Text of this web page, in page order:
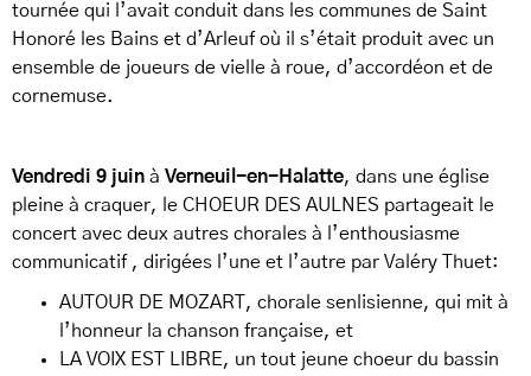
tournée qui l’avait conduit dans les communes de Saint
Honoré les Bains et d’Arleuf où il s’était produit avec un
ensemble de joueurs de vielle à roue, d’accordéon et de
cornemuse.
Vendredi 9 juin à Verneuil-en-Halatte, dans une église
pleine à craquer, le CHOEUR DES AULNES partageait le
concert avec deux autres chorales à l’enthousiasme
communicatif , dirigées l’une et l’autre par Valéry Thuet:
AUTOUR DE MOZART, chorale senlisienne, qui mit à
l’honneur la chanson française, et
LA VOIX EST LIBRE, un tout jeune choeur du bassin